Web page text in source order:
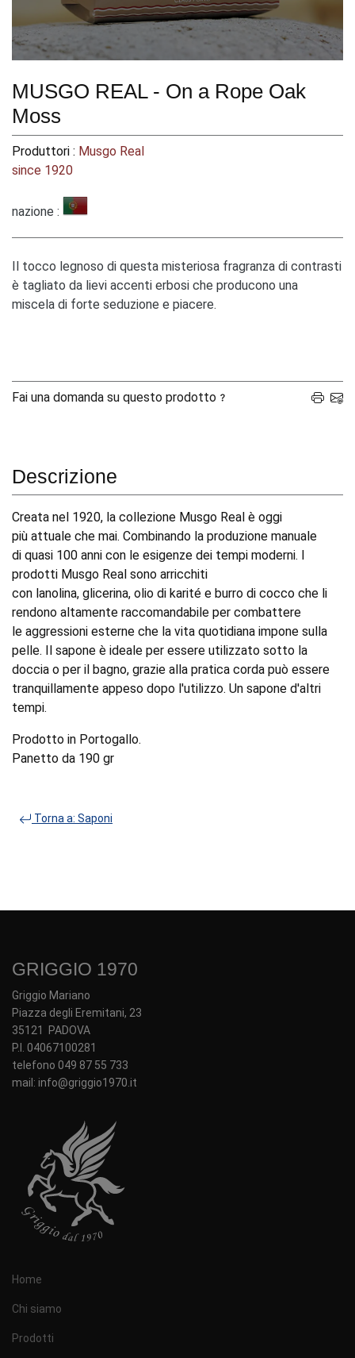
MUSGO REAL - On a Rope Oak
Moss
Produttori : Musgo Real
since 1920
nazione :
Il tocco legnoso di questa misteriosa fragranza di contrasti
è tagliato da lievi accenti erbosi che producono una
miscela di forte seduzione e piacere.
Fai una domanda su questo prodotto
Descrizione
Creata nel 1920, la collezione Musgo Real è oggi
più attuale che mai. Combinando la produzione manuale
di quasi 100 anni con le esigenze dei tempi moderni. I
prodotti Musgo Real sono arricchiti
con lanolina, glicerina, olio di karité e burro di cocco che li
rendono altamente raccomandabile per combattere
le aggressioni esterne che la vita quotidiana impone sulla
pelle. Il sapone è ideale per essere utilizzato sotto la
doccia o per il bagno, grazie alla pratica corda può essere
tranquillamente appeso dopo l'utilizzo. Un sapone d'altri
tempi.
Prodotto in Portogallo.
Panetto da 190 gr
Torna a: Saponi
GRIGGIO 1970
Griggio Mariano
Piazza degli Eremitani, 23
35121 PADOVA
P.I. 04067100281
telefono 049 87 55 733
mail: info@griggio1970.it
Home
Chi siamo
Prodotti